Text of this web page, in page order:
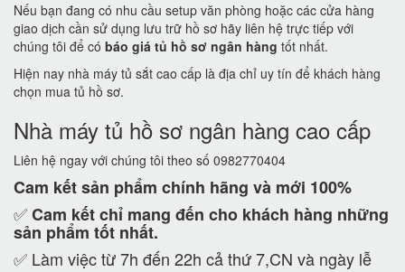
Nếu bạn đang có nhu cầu setup văn phòng hoặc các cửa hàng
giao dịch cần sử dụng lưu trữ hồ sơ hãy liên hệ trực tiếp với
chúng tôi để có báo giá tủ hồ sơ ngân hàng tốt nhất.
Hiện nay nhà máy tủ sắt cao cấp là địa chỉ uy tín để khách hàng
chọn mua tủ hồ sơ.
Nhà máy tủ hồ sơ ngân hàng cao cấp
Liên hệ ngay với chúng tôi theo số 0982770404
Cam kếtsản phẩm chính hãng và mới 100%
✅Cam kếtchỉ mang đến cho khách hàng những
sản phẩm tốt nhất.
✅ Làm việc từ 7h đến 22h cả thứ 7,CN và ngày lễ